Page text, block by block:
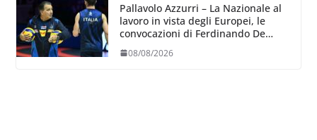
Pallavolo Azzurri – La Nazionale al
lavoro in vista degli Europei, le
convocazioni di Ferdinando De
Giorgi
08/08/2026